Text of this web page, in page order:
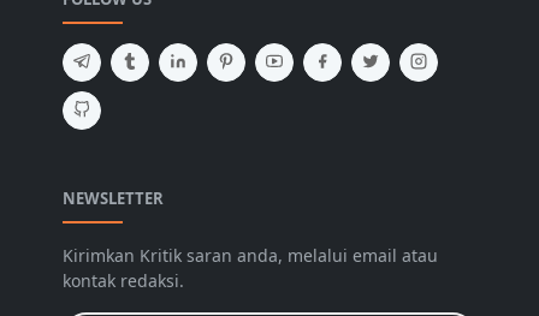
NEWSLETTER
Kirimkan Kritik saran anda, melalui email atau
kontak redaksi.